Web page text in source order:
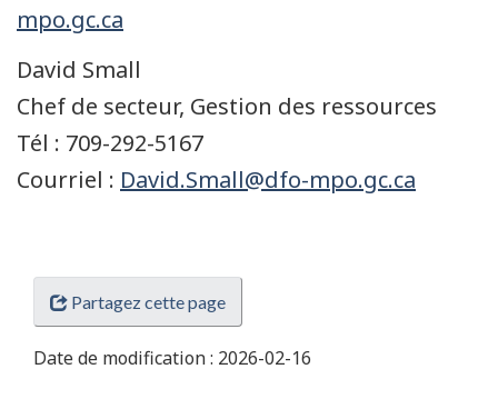
mpo.gc.ca
David Small
Chef de secteur, Gestion des ressources
Tél : 709-292-5167
Courriel : David.Small@dfo-mpo.gc.ca
Partagez cette page
Date de modification : 2026-02-16